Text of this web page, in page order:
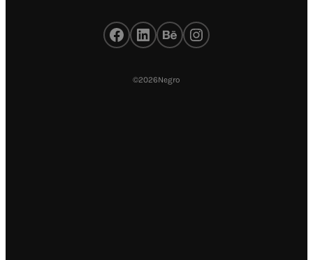
Facebook
LinkedIn
BehanceInstagram
©2026Negro